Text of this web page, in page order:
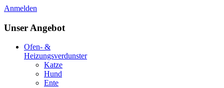
Anmelden
Unser Angebot
Ofen- &
Heizungsverdunster
Katze
Hund
Ente